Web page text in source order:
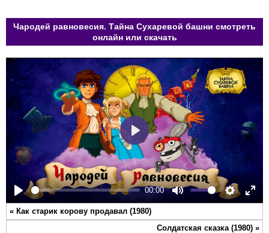
Чародей равновесия. Тайна Сухаревой башни смотреть
онлайн или скачать
Play
00:00
Mute Settings
Play
« Как старик корову продавал (1980)
Солдатская сказка (1980) »